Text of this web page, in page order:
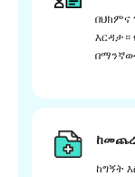
በህክምና
እርዳታ።
ከግኝት